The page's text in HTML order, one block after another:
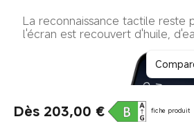
Dès 203,00 € fiche produit
La reconnaissance tactile reste
l'écran est recouvert d'huile,